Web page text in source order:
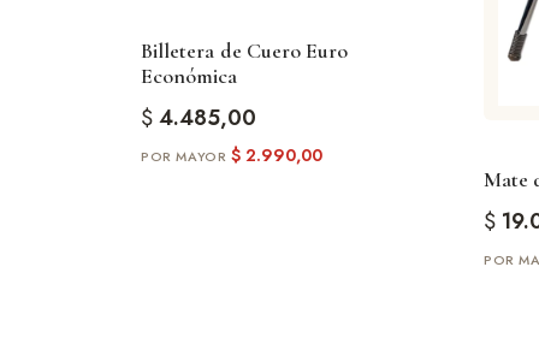
Billetera de Cuero Euro
Económica
$4.485,00
$ 2.990,00
Mate
$